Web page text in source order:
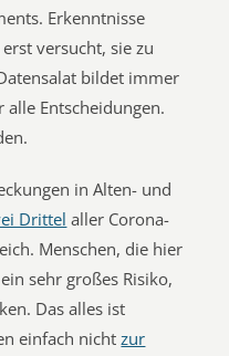
Erkenntnisse
versucht, sie zu
bildet immer
Entscheidungen.
in Alten- und
Drittel aller Corona-
Menschen, die hier
sehr großes Risiko,
Das alles ist
einfach nichtzur